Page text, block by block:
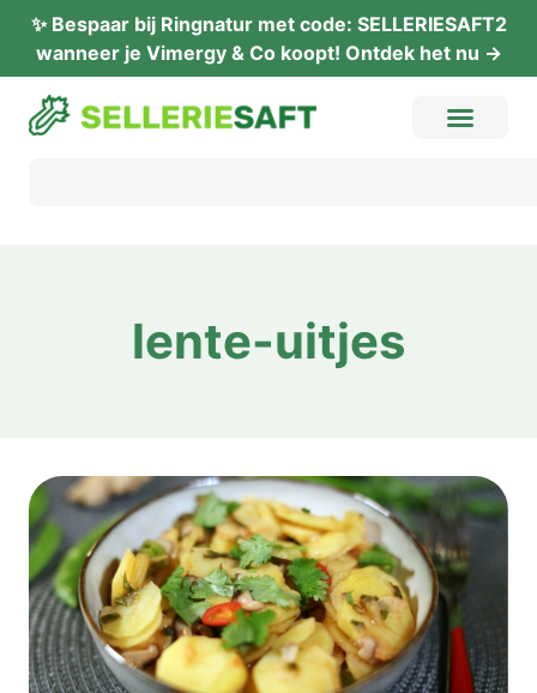
✨ Bes­paar bij Ring­na­tur met code: SELLERIESAFT2
wan­neer je Vimer­gy & Co koopt! Ont­dek het nu →
len­te-uit­jes